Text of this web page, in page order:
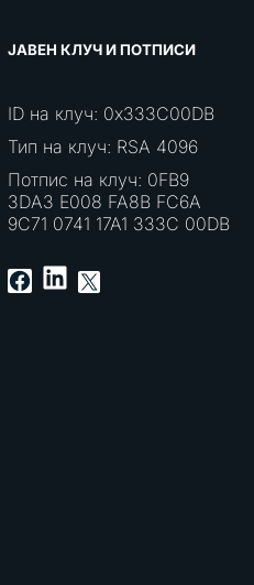
ЈАВЕН КЛУЧ И ПОТПИСИ
ID на клуч: 0x333C00DB
Тип на клуч: RSA 4096
Потпис на клуч: 0FB9
3DA3 E008 FA8B FC6A
9C71 0741 17A1 333C 00DB
Facebook
LinkedIn
X